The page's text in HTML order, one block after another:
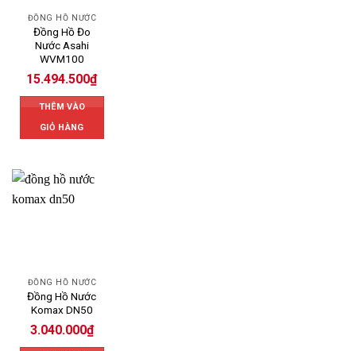
ĐỒNG HỒ NƯỚC
Đồng Hồ Đo
Nước Asahi
WVM100
15.494.500₫
THÊM VÀO
GIỎ HÀNG
ĐỒNG HỒ NƯỚC
Đồng Hồ Nước
Komax DN50
3.040.000₫